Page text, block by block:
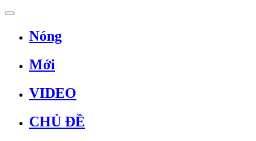
Nóng
Mới
VIDEO
CHỦ ĐỀ